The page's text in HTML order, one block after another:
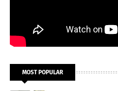
MOST POPULAR